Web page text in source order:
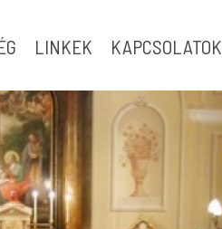
LINKEK KAPCSOLATOK